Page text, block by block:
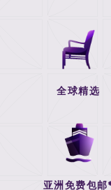
全球精选
亚洲免费包邮